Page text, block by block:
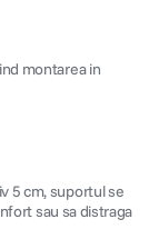
montarea in
5 cm, suportul se
sau sa distraga